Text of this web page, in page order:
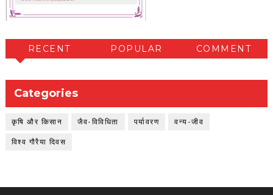
RECENT POPULAR COMMENT
Categories
कृषि और किसान जैव-विविधिता पर्यावरण वन्य-जीव
विश्व गौरैया दिवस